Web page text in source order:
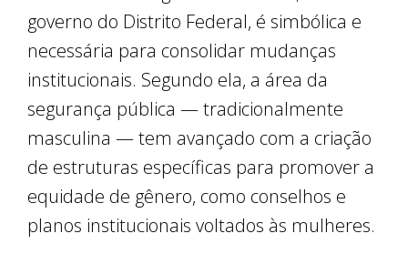
governo do Distrito Federal, é simbólica e
necessária para consolidar mudanças
institucionais. Segundo ela, a área da
segurança pública — tradicionalmente
masculina — tem avançado com a criação
de estruturas específicas para promover a
equidade de gênero, como conselhos e
planos institucionais voltados às mulheres.